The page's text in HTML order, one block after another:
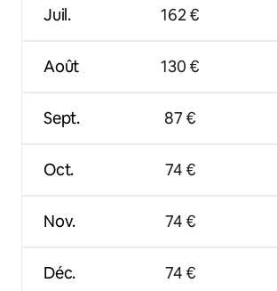
Juil.
Août
Sept.
Oct.
Nov.
Déc.
162 €
130 €
87 €
74 €
74 €
74 €